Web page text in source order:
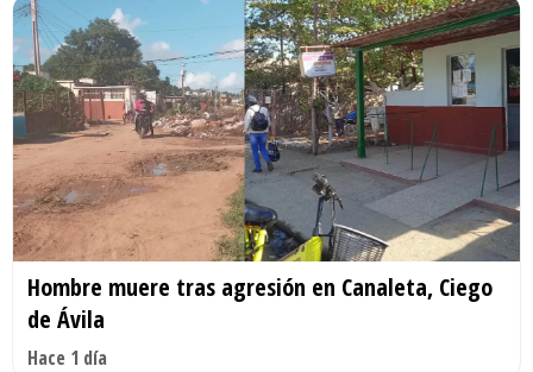
Hombre muere tras agresión en Canaleta, Ciego
de Ávila
Hace 1 día